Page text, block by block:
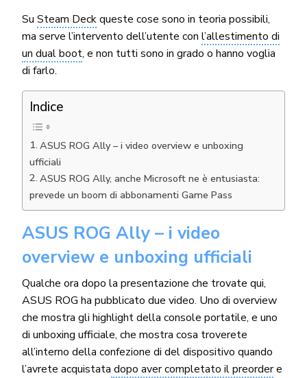
Su Steam Deckqueste cose sono in teoria possibili,
ma serve l’intervento dell’utente conl’allestimento di
un dual boot, e non tutti sono in grado o hanno voglia
di farlo.
Indice
ASUS ROG Ally – i video overview e unboxing
ufficiali
ASUS ROG Ally, anche Microsoft ne è entusiasta:
prevede un boom di abbonamenti Game Pass
ASUS ROG Ally – i video
overview e unboxing ufficiali
Qualche ora dopo la presentazione che trovate qui,
ASUS ROG ha pubblicato due video. Uno di overview
che mostra gli highlight della console portatile, e uno
di unboxing ufficiale, che mostra cosa troverete
all’interno della confezione di del dispositivo quando
l’avrete acquistata dopo aver completato il preordere